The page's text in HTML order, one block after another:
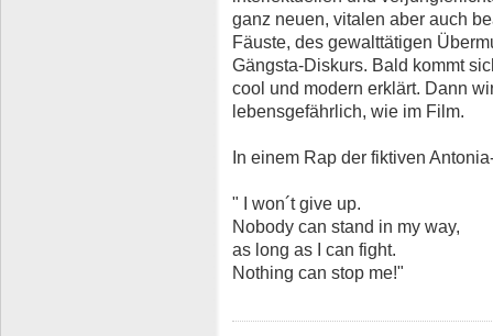
ganz neuen, vitalen aber auch
Fäuste, des gewalttätigen
Gängsta-Diskurs. Bald kommt
cool und modern erklärt. Dann
lebensgefährlich, wie im Film.
In einem Rap der fiktiven
" I won´t give up.
Nobody can stand in my way,
as long as I can fight.
Nothing can stop me!"